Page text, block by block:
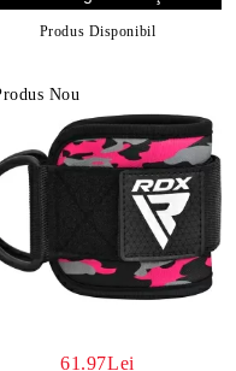
Produs Disponibil
61.97Lei